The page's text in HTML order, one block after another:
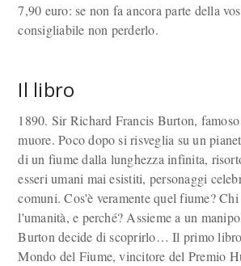
7,90 euro: se non fa ancora parte della
consigliabile non perderlo.
Il libro
1890. Sir Richard Francis Burton,
muore. Poco dopo si risveglia su un
di un fiume dalla lunghezza infinita,
esseri umani mai esistiti, personaggi
comuni. Cos'è veramente quel fiume? Chi
l'umanità, e perché? Assieme a un
Burton decide di scoprirlo… Il primo
Mondo del Fiume, vincitore del Premio